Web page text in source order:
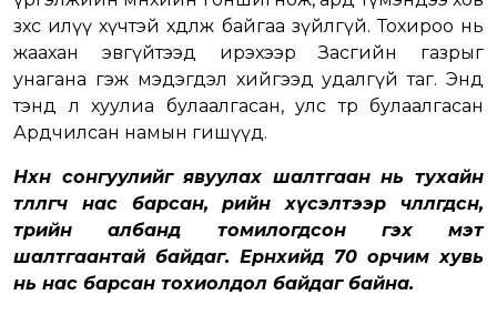
зөөхөөс илүү хүчтэй хөдөлж байгаа зүйлгүй. Тохироо нь
жаахан эвгүйтээд ирэхээр Засгийн газрыг
унагана гэж мэдэгдэл хийгээд удалгүй таг. Энд
тэнд л хуулиа булаалгасан, улс төрөө булаалгасан
Ардчилсан намын гишүүд.
Нөхөн сонгуулийг явуулах шалтгаан нь тухайн
төлөөлөгч нас барсан, өөрийн хүсэлтээр чөлөөлөгдсөн,
төрийн албанд томилогдсон гэх мэт
шалтгаантай байдаг. Ерөнхийдөө 70 орчим хувь
нь нас барсан тохиолдол байдаг байна.